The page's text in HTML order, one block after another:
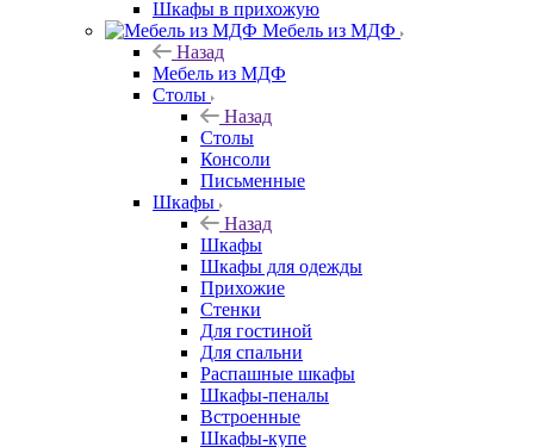
Шкафы в прихожую
Мебель из МДФ
Назад
Мебель из МДФ
Столы
Назад
Столы
Консоли
Письменные
Шкафы
Назад
Шкафы
Шкафы для одежды
Прихожие
Стенки
Для гостиной
Для спальни
Распашные шкафы
Шкафы-пеналы
Встроенные
Шкафы-купе